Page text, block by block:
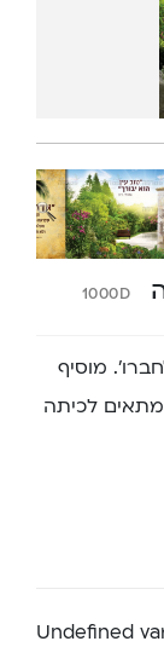
1000D
מוסיף
מתאים לכיתה